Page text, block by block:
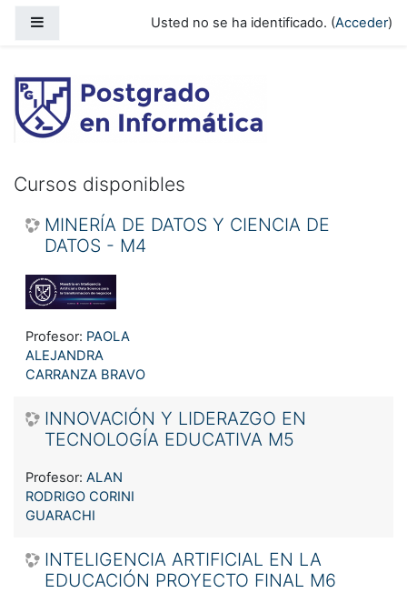
Usted no se ha identificado. (Acceder)
Campus Virtual - Postgrado en
Cursos disponibles
MINERÍA DE DATOS Y CIENCIA DE
DATOS - M4
Profesor: PAOLA
ALEJANDRA
CARRANZA BRAVO
INNOVACIÓN Y LIDERAZGO EN
TECNOLOGÍA EDUCATIVA M5
Profesor: ALAN
RODRIGO CORINI
GUARACHI
INTELIGENCIA ARTIFICIAL EN LA
EDUCACIÓN PROYECTO FINAL M6